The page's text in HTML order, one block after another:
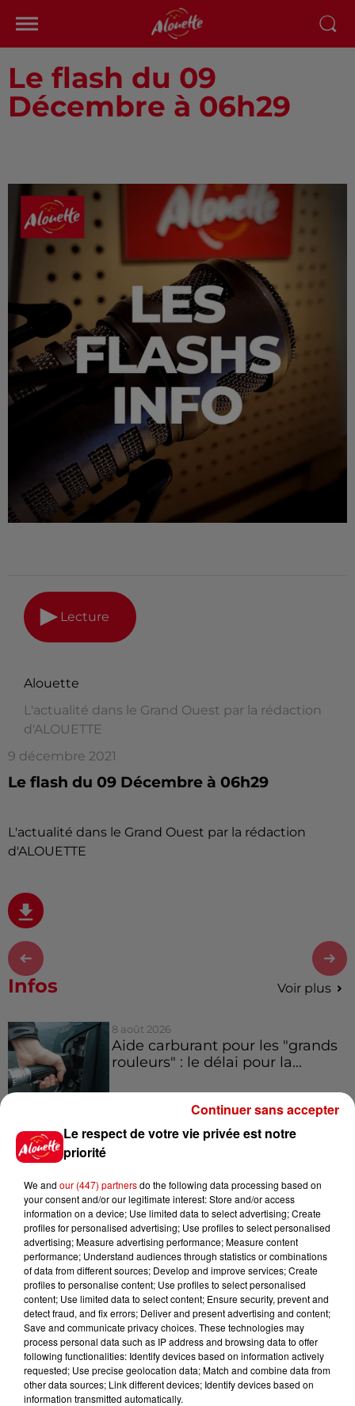
Le flash du 09
Décembre à 06h29
Lecture
Alouette
L'actualité dans le Grand Ouest par la rédaction
d'ALOUETTE
9 décembre 2021
Le flash du 09 Décembre à 06h29
L'actualité dans le Grand Ouest par la rédaction
d'ALOUETTE
Infos Voir plus
8 août 2026
Aide carburant pour les "grands
rouleurs" : le délai pour la...
8 août 2026
8 août 2026
Cambriolages : plus de 18 000
logements visités en juillet 2026,
en...
7 août 2026
Pape Léon XIV en France : quel
est son programme ?
Le respect de votre vie privée est notre
priorité
We and our (447) partnersdo the following data processing based on
your consent and/or our legitimate interest: Store and/or access
information on a device; Use limited data to select advertising; Create
profiles for personalised advertising; Use profiles to select personalised
advertising; Measure advertising performance; Measure content
performance; Understand audiences through statistics or combinations
of data from different sources; Develop and improve services; Create
profiles to personalise content; Use profiles to select personalised
content; Use limited data to select content; Ensure security, prevent and
detect fraud, and fix errors; Deliver and present advertising and content;
Save and communicate privacy choices. These technologies may
process personal data such as IP address and browsing data to offer
following functionalities: Identify devices based on information actively
requested; Use precise geolocation data; Match and combine data from
other data sources; Link different devices; Identify devices based on
information transmitted automatically.
Continuer sans accepter